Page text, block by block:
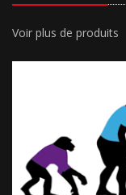
Voir plus de produits